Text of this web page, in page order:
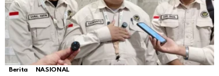
Berita NASIONAL